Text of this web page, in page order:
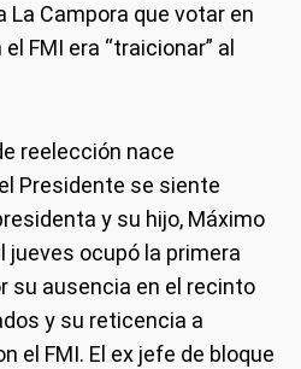
La Campora que votar en
FMI era “traicionar” al
reelección nace
Presidente se siente
y su hijo, Máximo
jueves ocupó la primera
su ausencia en el recinto
y su reticencia a
el FMI. El ex jefe de bloque